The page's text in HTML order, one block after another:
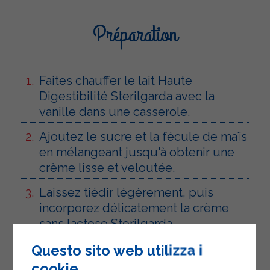
Préparation
Faites chauffer le lait Haute
Digestibilité Sterilgarda avec la
vanille dans une casserole.
Ajoutez le sucre et la fécule de maïs
en mélangeant jusqu'à obtenir une
crème lisse et veloutée.
Laissez tiédir légèrement, puis
incorporez délicatement la crème
sans lactose Sterilgarda
Préparez le crumble en mélangeant
Questo sito web utilizza i